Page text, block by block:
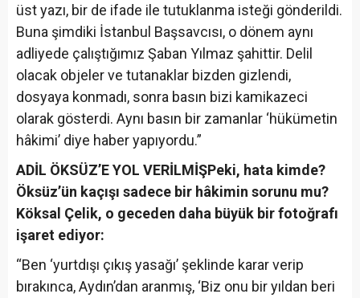
üst yazı, bir de ifade ile tutuklanma isteği gönderildi.
Buna şimdiki İstanbul Başsavcısı, o dönem aynı
adliyede çalıştığımız Şaban Yılmaz şahittir. Delil
olacak objeler ve tutanaklar bizden gizlendi,
dosyaya konmadı, sonra basın bizi kamikazeci
olarak gösterdi. Aynı basın bir zamanlar ‘hükümetin
hâkimi’ diye haber yapıyordu.”
ADİL ÖKSÜZ’E YOL VERİLMİŞPeki, hata kimde?
Öksüz’ün kaçışı sadece bir hâkimin sorunu mu?
Köksal Çelik, o geceden daha büyük bir fotoğrafı
işaret ediyor:
“Ben ‘yurtdışı çıkış yasağı’ şeklinde karar verip
bırakınca, Aydın’dan aranmış, ‘Biz onu bir yıldan beri